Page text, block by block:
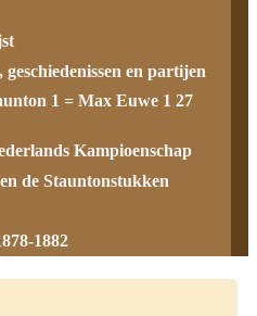
en partijen
1 = Max Euwe 1 27
Kampioenschap
de Stauntonstukken
1882